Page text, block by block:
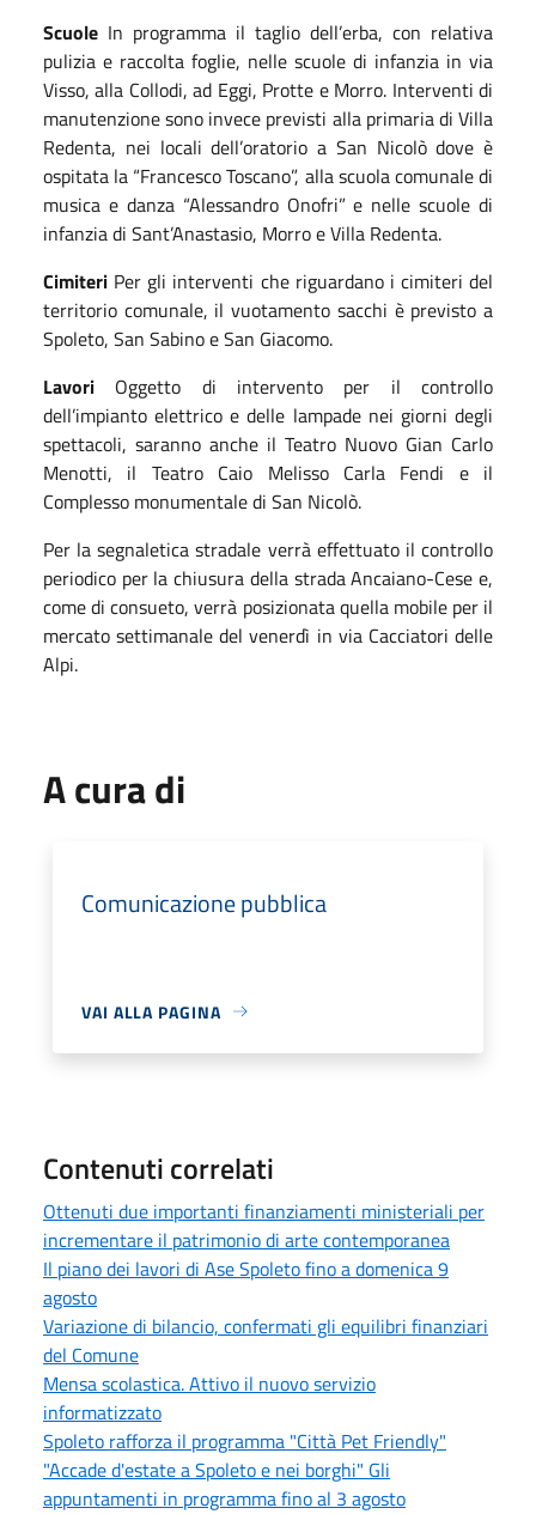
Scuole In programma il taglio dell’erba, con relativa
pulizia e raccolta foglie, nelle scuole di infanzia in via
Visso, alla Collodi, ad Eggi, Protte e Morro. Interventi di
manutenzione sono invece previsti alla primaria di Villa
Redenta, nei locali dell’oratorio a San Nicolò dove è
ospitata la “Francesco Toscano”, alla scuola comunale di
musica e danza “Alessandro Onofri” e nelle scuole di
infanzia di Sant’Anastasio, Morro e Villa Redenta.
Cimiteri Per gli interventi che riguardano i cimiteri del
territorio comunale, il vuotamento sacchi è previsto a
Spoleto, San Sabino e San Giacomo.
Lavori Oggetto di intervento per il controllo
dell’impianto elettrico e delle lampade nei giorni degli
spettacoli, saranno anche il Teatro Nuovo Gian Carlo
Menotti, il Teatro Caio Melisso Carla Fendi e il
Complesso monumentale di San Nicolò.
Per la segnaleticastradale verrà effettuato il controllo
periodico per la chiusura della strada Ancaiano-Cese e,
come di consueto, verrà posizionata quella mobile per il
mercato settimanale del venerdì in via Cacciatori delle
Alpi.
A cura di
Comunicazione pubblica
VAI ALLA PAGINA
Contenuti correlati
Ottenuti due importanti finanziamenti ministeriali per
incrementare il patrimonio di arte contemporanea
Il piano dei lavori di Ase Spoleto fino a domenica 9
agosto
Variazione di bilancio, confermati gli equilibri finanziari
del Comune
Mensa scolastica. Attivo il nuovo servizio
informatizzato
Spoleto rafforza il programma "Città Pet Friendly"
"Accade d'estate a Spoleto e nei borghi" Gli
appuntamenti in programma fino al 3 agosto